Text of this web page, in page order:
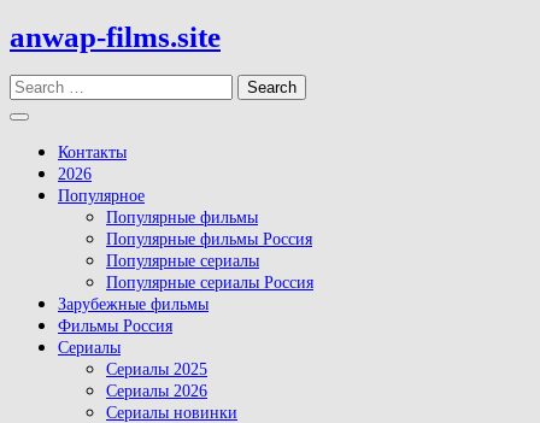
Skip
to
content
anwap-films.site
Search
Open
Button
Контакты
2026
Популярное
Популярные фильмы
Популярные фильмы Россия
Популярные сериалы
Популярные сериалы Россия
Зарубежные фильмы
Фильмы Россия
Сериалы
Сериалы 2025
Сериалы 2026
Сериалы новинки